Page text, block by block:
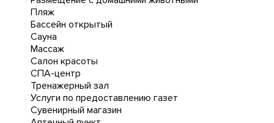
Пляж
Бассейн открытый
Сауна
Массаж
Салон красоты
СПА-центр
Тренажерный зал
Услуги по предоставлению газет
Сувенирный магазин